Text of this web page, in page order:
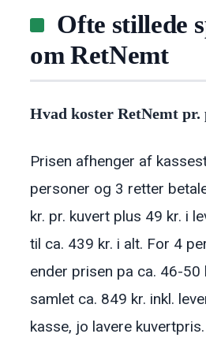
Ofte stillede
om RetNemt
Hvad koster RetNemt pr.
Prisen afhenger af
personer og 3 retter
kr. pr. kuvert plus 49 kr. i
til ca. 439 kr. i alt. For 4
ender prisen pa ca. 46-50
samlet ca. 849 kr. inkl.
kasse, jo lavere kuvertpris.